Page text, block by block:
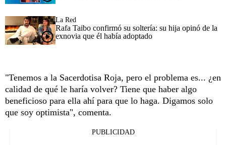
La Red
Rafa Taibo confirmó su soltería: su hija opinó de la
exnovia que él había adoptado
"Tenemos a la Sacerdotisa Roja, pero el problema es... ¿en
calidad de qué le haría volver? Tiene que haber algo
beneficioso para ella ahí para que lo haga. Digamos solo
que soy optimista", comenta.
PUBLICIDAD